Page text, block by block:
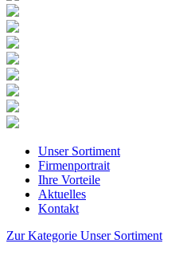
Unser Sortiment
Firmenportrait
Ihre Vorteile
Aktuelles
Kontakt
Zur Kategorie Unser Sortiment